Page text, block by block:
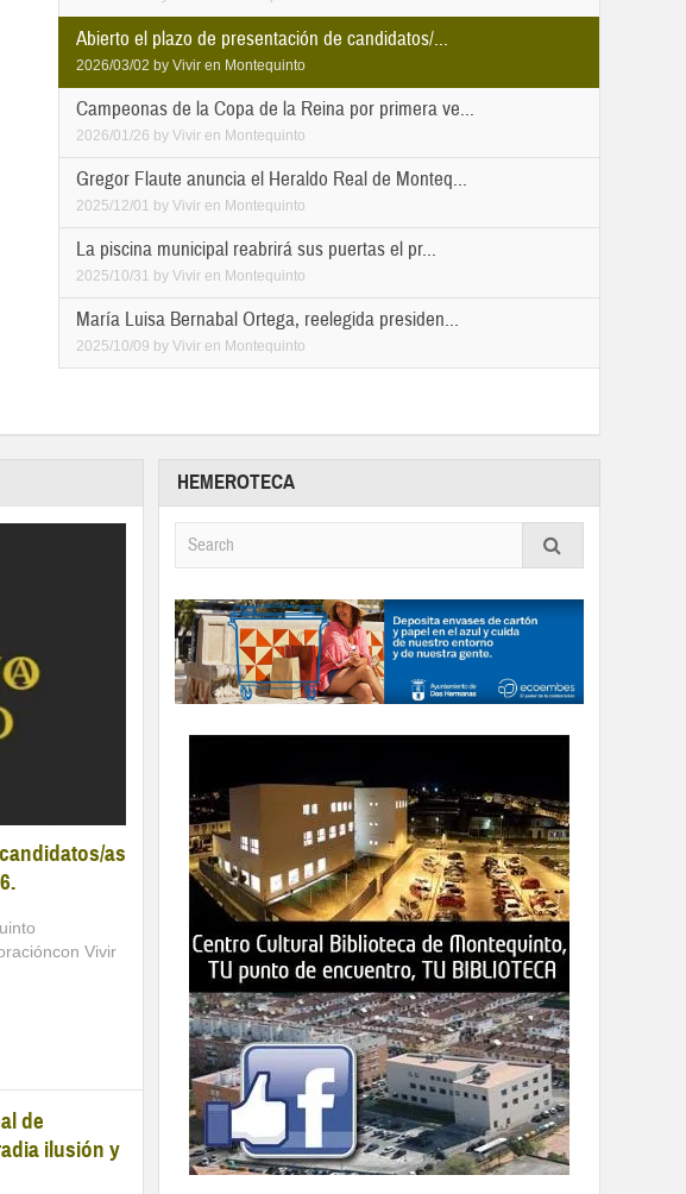
Abierto el plazo de presentación de candidatos/...
2026/03/02 by Vivir en Montequinto
Campeonas de la Copa de la Reina por primera ve...
2026/01/26 by Vivir en Montequinto
Gregor Flaute anuncia el Heraldo Real de Monteq...
2025/12/01 by Vivir en Montequinto
La piscina municipal reabrirá sus puertas el pr...
2025/10/31 by Vivir en Montequinto
María Luisa Bernabal Ortega, reelegida presiden...
2025/10/09 by Vivir en Montequinto
as
Vivir
de
ilusión y
HEMEROTECA